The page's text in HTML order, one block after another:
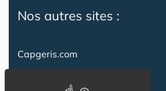
Nos autres sites :
Capgeris.com